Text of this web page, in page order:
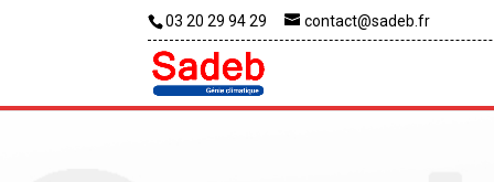
03 20 29 94 29 contact@sadeb.fr